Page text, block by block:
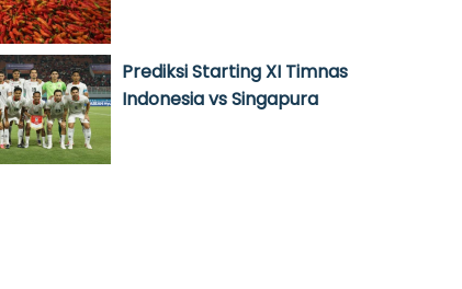
Prediksi Starting XI Timnas
Indonesia vs Singapura